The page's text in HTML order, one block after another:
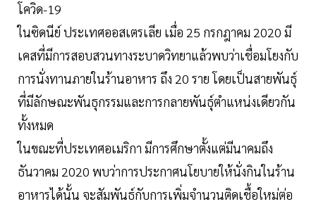
โควิด-19
ในซิดนีย์ ประเทศออสเตรเลีย เมื่อ 25 กรกฎาคม 2020 มี
เคสที่มีการสอบสวนทางระบาดวิทยาแล้วพบว่าเชื่อมโยงกับ
การนั่งทานภายในร้านอาหาร ถึง 20 ราย โดยเป็นสายพันธุ์
ที่มีลักษณะพันธุกรรมและการกลายพันธุ์ตำแหน่งเดียวกัน
ทั้งหมด
ในขณะที่ประเทศอเมริกา มีการศึกษาตั้งแต่มีนาคมถึง
ธันวาคม 2020 พบว่าการประกาศนโยบายให้นั่งกินในร้าน
อาหารได้นั้น จะสัมพันธ์กับการเพิ่มจำนวนติดเชื้อใหม่ต่อ